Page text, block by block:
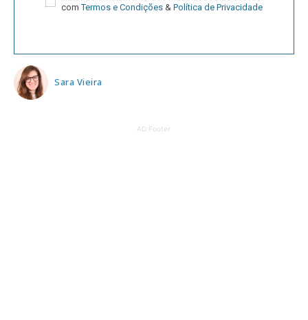
comTermos e Condições & Política de Privacidade
Sara Vieira
AD Footer